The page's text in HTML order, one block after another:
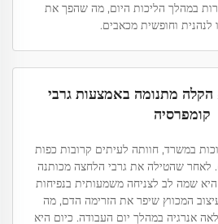
במהלך הליכות היום, מה שהפך את
לנהנית וחופשית מכאבים.
מתנומה באמצעות גרבי
קומפרסיה
במשרד, חוותה לעיתים קרובות כפות
לאחר שהטילה את גרבי הלחצה מכותנה
היא שמה לב לצניחה משמעותית בנפיחות
המכווץ שיפר את הזרימה הדם, מה
אנרגיה במהלך יום העבודה. כיום היא